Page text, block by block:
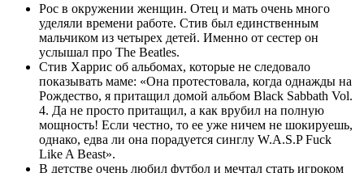
Рос в окружении женщин. Отец и мать очень много
уделяли времени работе. Стив был единственным
мальчиком из четырех детей. Именно от сестер он
услышал про The Beatles.
Стив Харрис об альбомах, которые не следовало
показывать маме: «Она протестовала, когда однажды на
Рождество, я притащил домой альбом Black Sabbath Vol.
4. Да не просто притащил, а как врубил на полную
мощность! Если честно, то ее уже ничем не шокируешь,
однако, едва ли она порадуется синглу W.A.S.P Fuck
Like A Beast».
В детстве очень любил футбол и мечтал стать игроком